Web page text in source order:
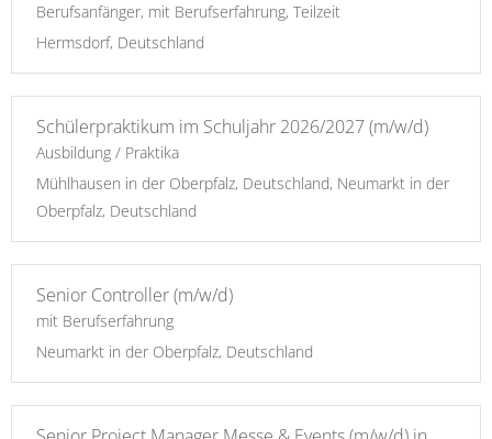
Berufsanfänger, mit Berufserfahrung, Teilzeit
Hermsdorf, Deutschland
Schülerpraktikum im Schuljahr 2026/2027 (m/w/d)
Ausbildung / Praktika
Mühlhausen in der Oberpfalz, Deutschland, Neumarkt in der
Oberpfalz, Deutschland
Senior Controller (m/w/d)
mit Berufserfahrung
Neumarkt in der Oberpfalz, Deutschland